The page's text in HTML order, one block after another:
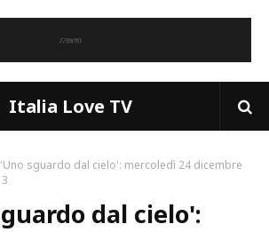
Italia Love TV
sguardo dal cielo': mercoledì 24 dicembre
dal cielo':